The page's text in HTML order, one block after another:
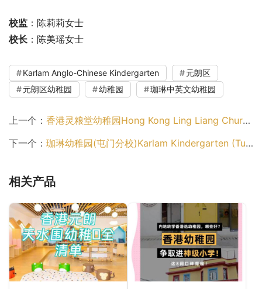
校监 ：陈莉莉女士
校长 ：陈美瑶女士
Karlam Anglo-Chinese Kindergarten
元朗区
元朗区幼稚园
幼稚园 珈琳中英文幼稚园
上一个： 香港灵粮堂幼稚园Hong Kong Ling Liang Church Kindergarten（湾仔区幼稚园）
下一个： 珈琳幼稚园(屯门分校)Karlam Kindergarten (Tuen Mun Branch)（屯门区幼稚园）
相关产品